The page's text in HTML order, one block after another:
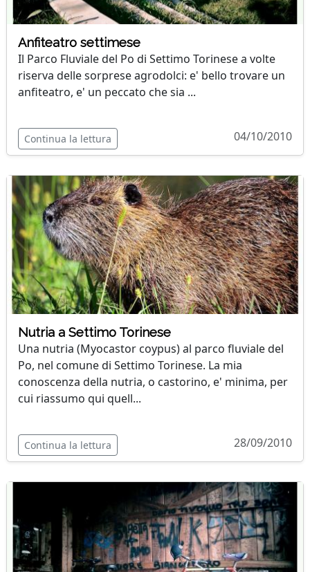
Anfiteatro settimese
Il Parco Fluviale del Po di Settimo Torinese a volte
riserva delle sorprese agrodolci: e' bello trovare un
anfiteatro, e' un peccato che sia ...
Continua la lettura 04/10/2010
Nutria a Settimo Torinese
Una nutria (Myocastor coypus) al parco fluviale del
Po, nel comune di Settimo Torinese. La mia
conoscenza della nutria, o castorino, e' minima, per
cui riassumo qui quell...
Continua la lettura 28/09/2010